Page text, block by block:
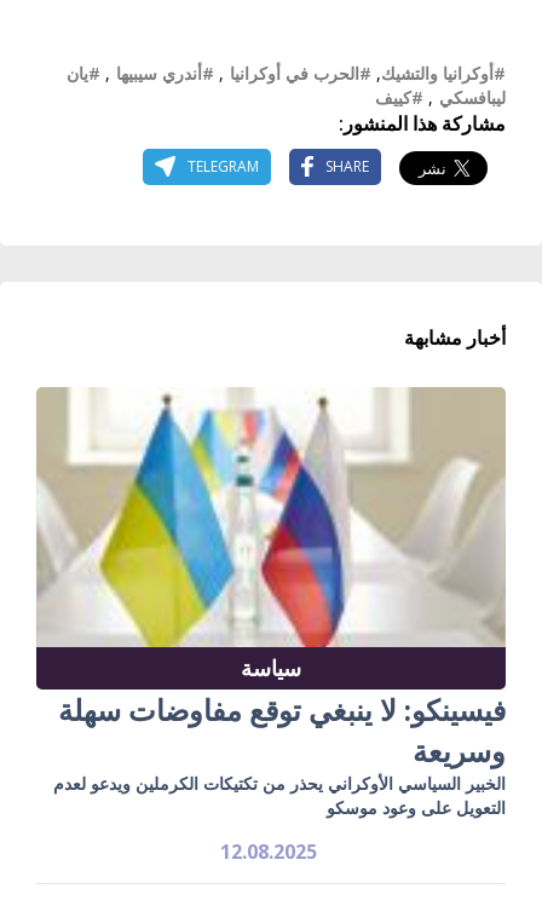
#أوكرانيا والتشيك, #الحرب في أوكرانيا , #أندري سيبيها , #يان
ليبافسكي , #كييف
مشاركة هذا المنشور:
SHARE
TELEGRAM
أخبار مشابهة
سياسة
فيسينكو: لا ينبغي توقع مفاوضات سهلة
وسريعة
الخبير السياسي الأوكراني يحذر من تكتيكات الكرملين ويدعو لعدم
التعويل على وعود موسكو
12.08.2025